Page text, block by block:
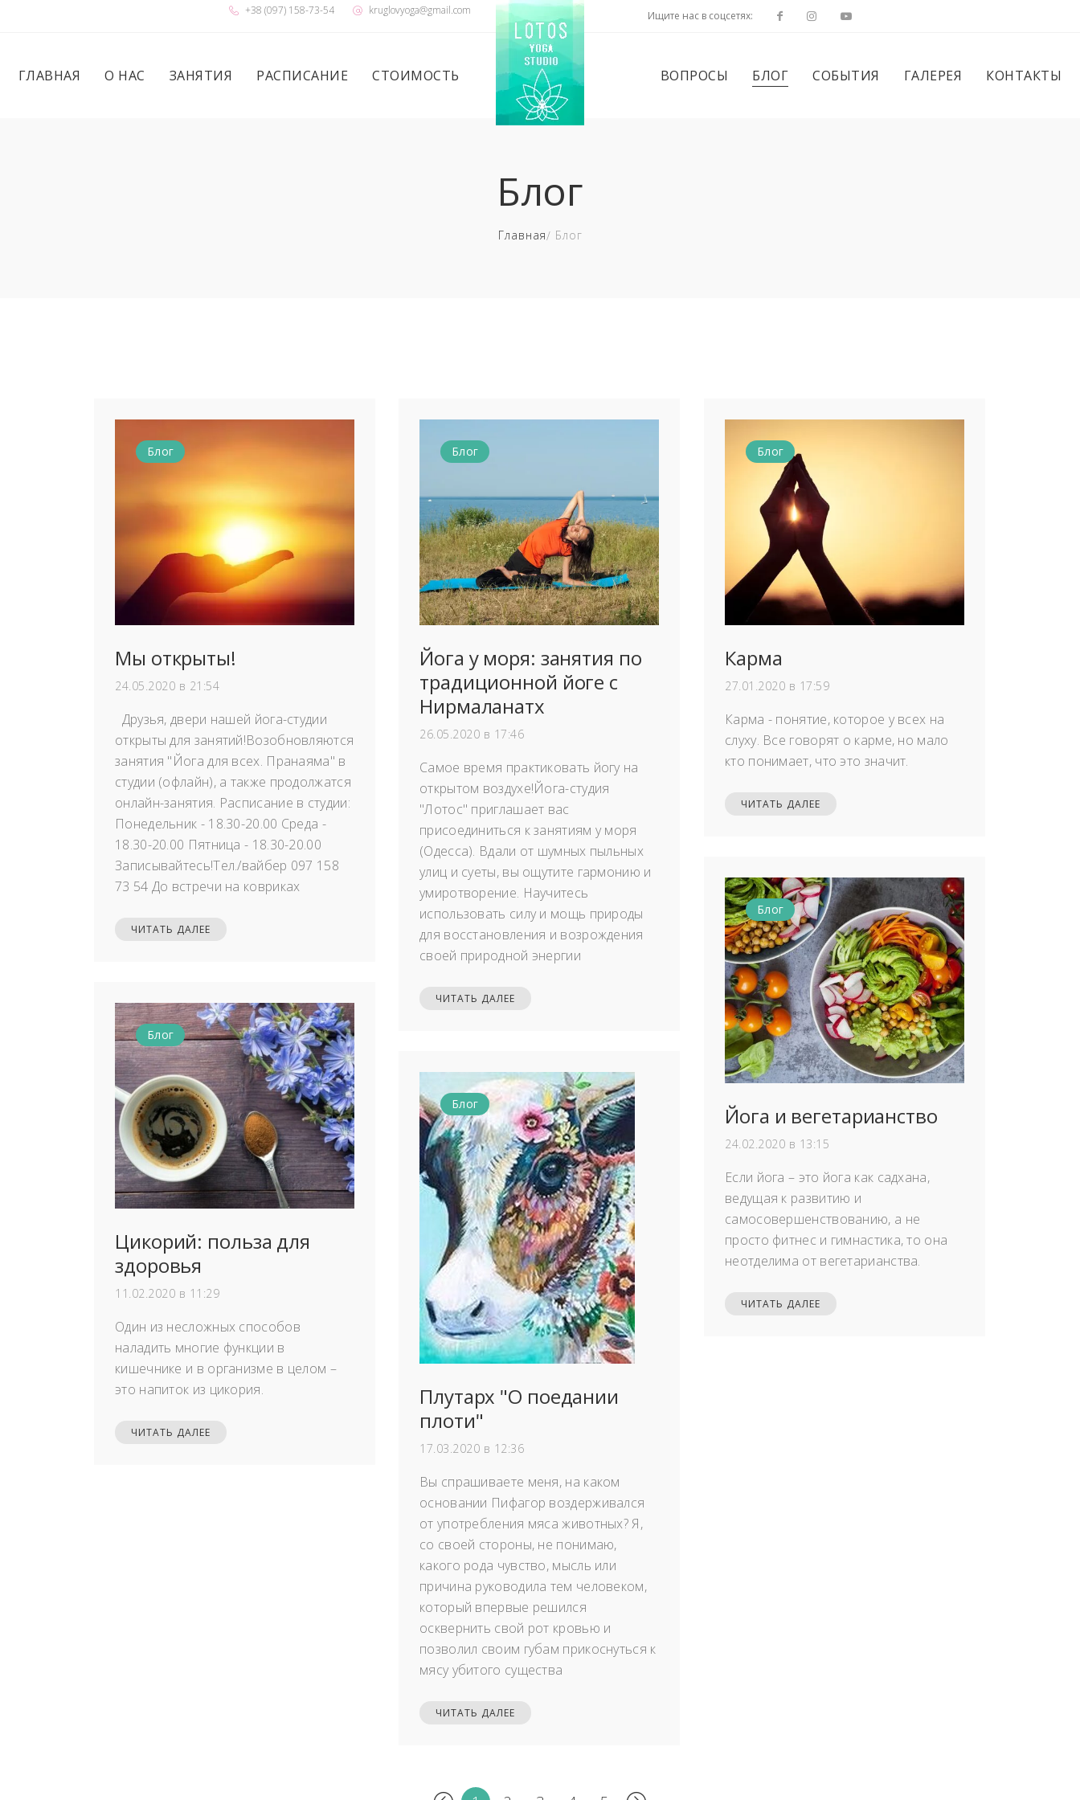
+38 (097) 158-73-54 kruglovyoga@gmail.com Ищите нас в соцсетях:
ГЛАВНАЯ О НАС ЗАНЯТИЯ РАСПИСАНИЕ СТОИМОСТЬ ВОПРОСЫ БЛОГ СОБЫТИЯ ГАЛЕРЕЯ КОНТАКТЫ
Блог
Главная Блог
Блог
Мы открыты!
24.05.2020 в 21:54
Друзья, двери нашей йога-студии
открыты для занятий!Возобновляются
занятия "Йога для всех. Пранаяма" в
студии (офлайн), а также продолжатся
онлайн-занятия. Расписание в студии:
Понедельник - 18.30-20.00 Среда -
18.30-20.00 Пятница - 18.30-20.00
Записывайтесь!Тел./вайбер 097 158
73 54 До встречи на ковриках
ЧИТАТЬ ДАЛЕЕ
Блог
Йога у моря: занятия по
традиционной йоге с
Нирмаланатх
26.05.2020 в 17:46
Самое время практиковать йогу на
открытом воздухе!Йога-студия
"Лотос" приглашает вас
присоединиться к занятиям у моря
(Одесса). Вдали от шумных пыльных
улиц и суеты, вы ощутите гармонию и
умиротворение. Научитесь
использовать силу и мощь природы
для восстановления и возрождения
своей природной энергии
ЧИТАТЬ ДАЛЕЕ
Блог
Карма
27.01.2020 в 17:59
Карма - понятие, которое у всех на
слуху. Все говорят о карме, но мало
кто понимает, что это значит.
ЧИТАТЬ ДАЛЕЕ
Блог
Йога и вегетарианство
24.02.2020 в 13:15
Если йога – это йога как садхана,
ведущая к развитию и
самосовершенствованию, а не
просто фитнес и гимнастика, то она
неотделима от вегетарианства.
ЧИТАТЬ ДАЛЕЕ
Блог
Цикорий: польза для
здоровья
11.02.2020 в 11:29
Один из несложных способов
наладить многие функции в
кишечнике и в организме в целом –
это напиток из цикория.
ЧИТАТЬ ДАЛЕЕ
Блог
Плутарх "О поедании
плоти"
17.03.2020 в 12:36
Вы спрашиваете меня, на каком
основании Пифагор воздерживался
от употребления мяса животных? Я,
со своей стороны, не понимаю,
какого рода чувство, мысль или
причина руководила тем человеком,
который впервые решился
осквернить свой рот кровью и
позволил своим губам прикоснуться к
мясу убитого существа
ЧИТАТЬ ДАЛЕЕ